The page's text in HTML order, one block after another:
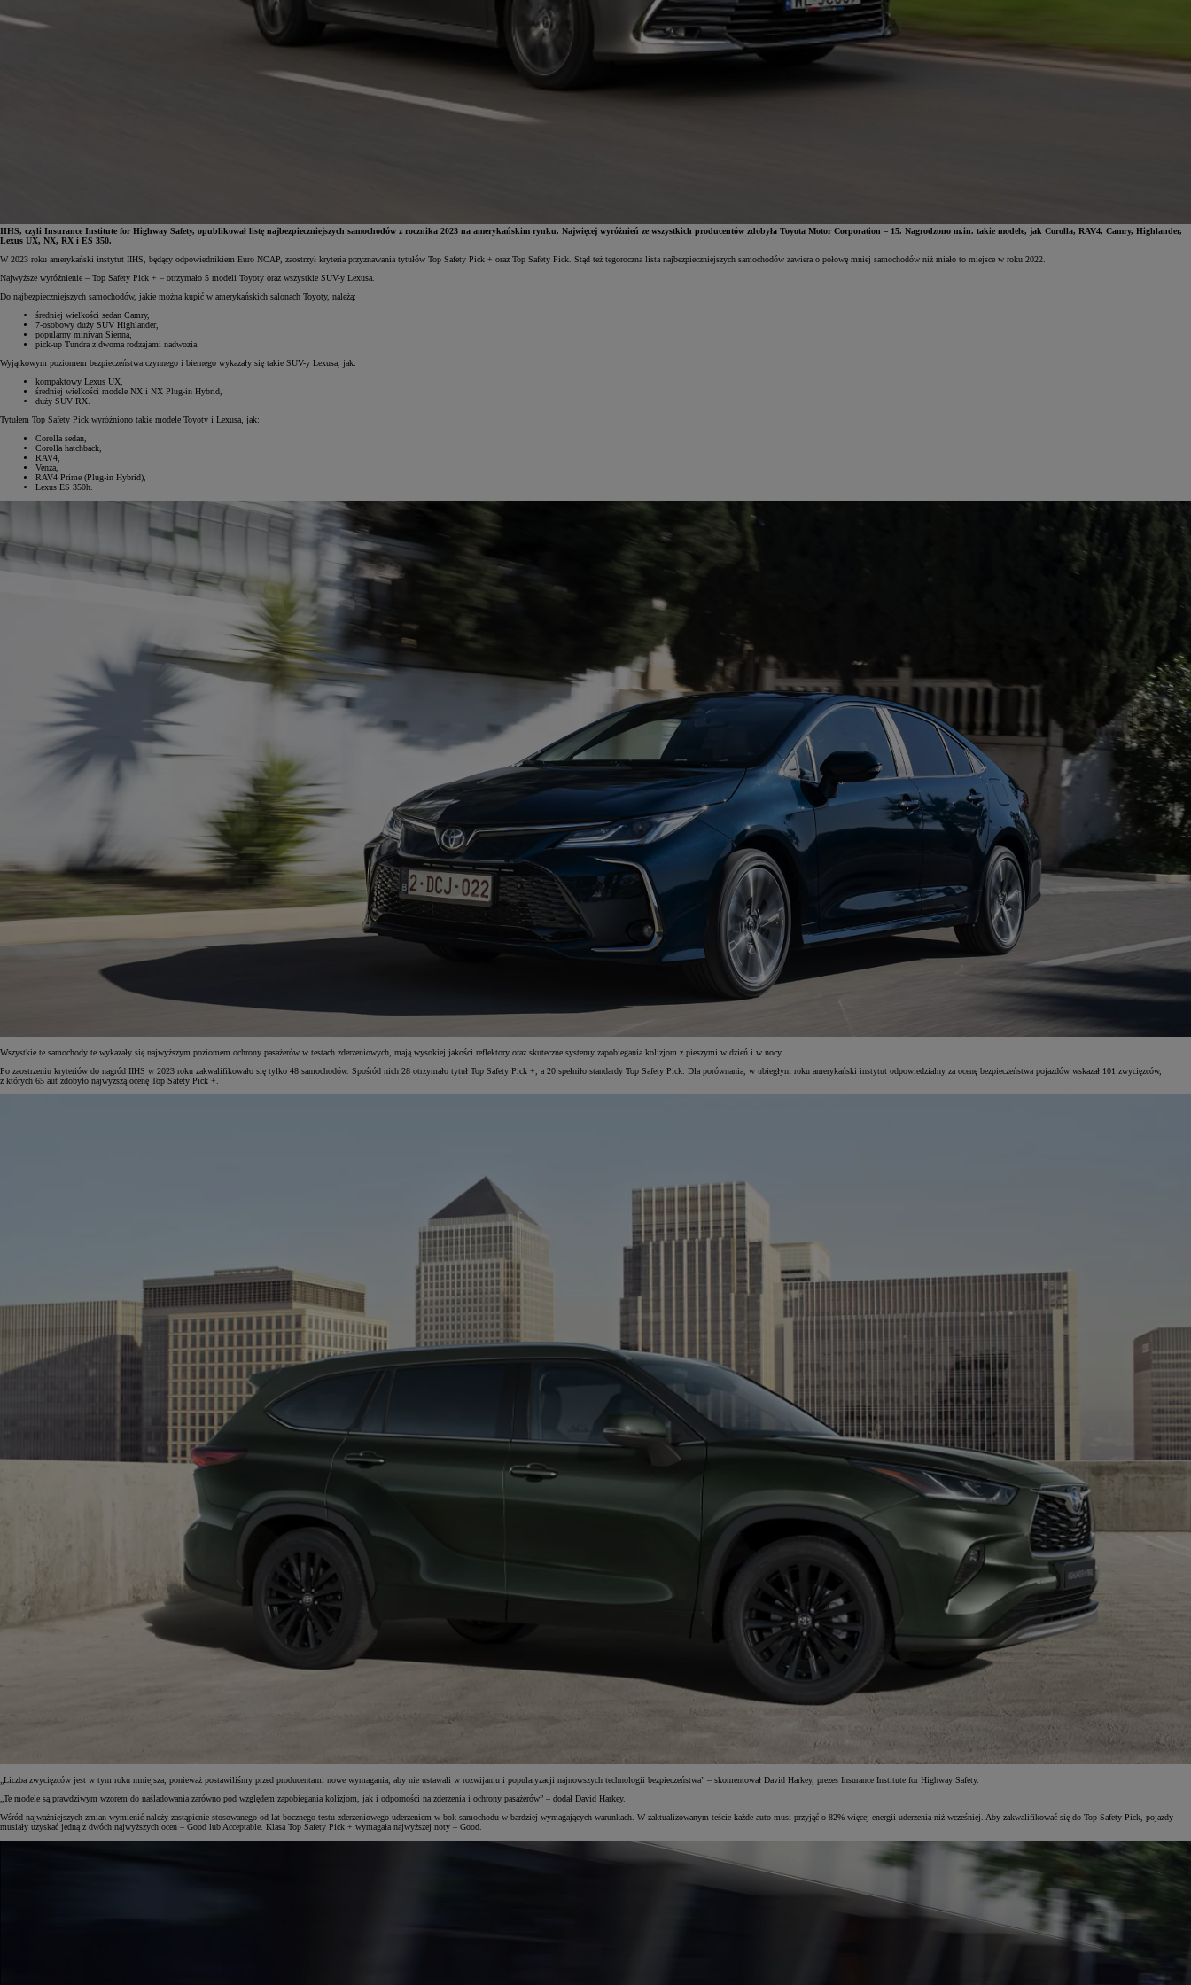
Od81 900 zł
Yaris Cross
HYBRID
IIHS, czyli Insurance Institute for Highway Safety, opublikował listę najbezpieczniejszych samochodów z rocznika 2023 na amerykańskim rynku. Najwięcej wyróżnień ze wszystkich producentów zdobyła Toyota Motor Corporation – 15. Nagrodzono m.in. takie modele, jak Corolla, RAV4, Camry, Highlander,
Lexus UX, NX, RX i ES 350.
W 2023 roku amerykański instytut IIHS, będący odpowiednikiem Euro NCAP, zaostrzył kryteria przyznawania tytułów Top Safety Pick + oraz Top Safety Pick. Stąd też tegoroczna lista najbezpieczniejszych samochodów zawiera o połowę mniej samochodów niż miało to miejsce w roku 2022.
Najwyższe wyróżnienie – Top Safety Pick + – otrzymało 5 modeli Toyoty oraz wszystkie SUV-y Lexusa.
Do najbezpieczniejszych samochodów, jakie można kupić w amerykańskich salonach Toyoty, należą:
średniej wielkości sedan Camry,
7-osobowy duży SUV Highlander,
popularny minivan Sienna,
pick-up Tundra z dwoma rodzajami nadwozia.
Wyjątkowym poziomem bezpieczeństwa czynnego i biernego wykazały się takie SUV-y Lexusa, jak:
kompaktowy Lexus UX,
średniej wielkości modele NX i NX Plug-in Hybrid,
duży SUV RX.
Tytułem Top Safety Pick wyróżniono takie modele Toyoty i Lexusa, jak:
Corolla sedan,
Corolla hatchback,
RAV4,
Venza,
RAV4 Prime (Plug-in Hybrid),
Lexus ES 350h.
Wszystkie te samochody te wykazały się najwyższym poziomem ochrony pasażerów w testach zderzeniowych, mają wysokiej jakości reflektory oraz skuteczne systemy zapobiegania kolizjom z pieszymi w dzień i w nocy.
Po zaostrzeniu kryteriów do nagród IIHS w 2023 roku zakwalifikowało się tylko 48 samochodów. Spośród nich 28 otrzymało tytuł Top Safety Pick +, a 20 spełniło standardy Top Safety Pick. Dla porównania, w ubiegłym roku amerykański instytut odpowiedzialny za ocenę bezpieczeństwa pojazdów wskazał 101 zwycięzców,
z których 65 aut zdobyło najwyższą ocenę Top Safety Pick +.
„Liczba zwycięzców jest w tym roku mniejsza, ponieważ postawiliśmy przed producentami nowe wymagania, aby nie ustawali w rozwijaniu i popularyzacji najnowszych technologii bezpieczeństwa” – skomentował David Harkey, prezes Insurance Institute for Highway Safety.
„Te modele są prawdziwym wzorem do naśladowania zarówno pod względem zapobiegania kolizjom, jak i odporności na zderzenia i ochrony pasażerów” – dodał David Harkey.
Wśród najważniejszych zmian wymienić należy zastąpienie stosowanego od lat bocznego testu zderzeniowego uderzeniem w bok samochodu w bardziej wymagających warunkach. W zaktualizowanym teście każde auto musi przyjąć o 82% więcej energii uderzenia niż wcześniej. Aby zakwalifikować się do Top Safety Pick, pojazdy
musiały uzyskać jedną z dwóch najwyższych ocen – Good lub Acceptable. Klasa Top Safety Pick + wymagała najwyższej noty – Good.